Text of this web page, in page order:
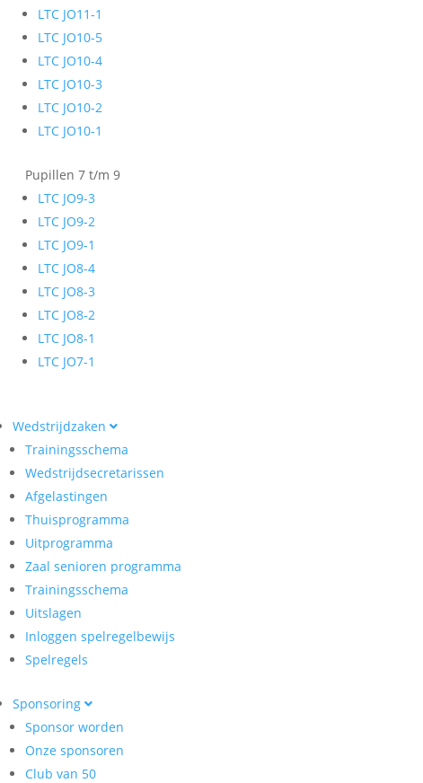
LTC JO11-1
LTC JO10-5
LTC JO10-4
LTC JO10-3
LTC JO10-2
LTC JO10-1
Pupillen 7 t/m 9
LTC JO9-3
LTC JO9-2
LTC JO9-1
LTC JO8-4
LTC JO8-3
LTC JO8-2
LTC JO8-1
LTC JO7-1
Wedstrijdzaken
Trainingsschema
Wedstrijdsecretarissen
Afgelastingen
Thuisprogramma
Uitprogramma
Zaal senioren programma
Trainingsschema
Uitslagen
Inloggen spelregelbewijs
Spelregels
Sponsoring
Sponsor worden
Onze sponsoren
Club van 50